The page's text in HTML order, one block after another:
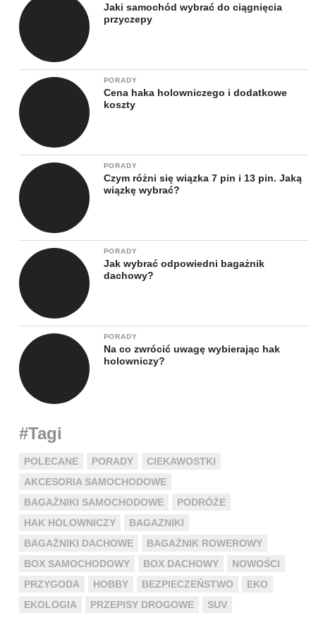
Jaki samochód wybrać do ciągnięcia
przyczepy
PORADY
Cena haka holowniczego i dodatkowe
koszty
PORADY
Czym różni się wiązka 7 pin i 13 pin. Jaką
wiązkę wybrać?
PORADY
Jak wybrać odpowiedni bagażnik
dachowy?
PORADY
Na co zwrócić uwagę wybierając hak
holowniczy?
#Tagi
POLECANE PORADY
CIEKAWOSTKI
AKCESORIA SAMOCHODOWE
BAGAŻNIKI SAMOCHODOWE
PODRÓŻE
HAK HOLOWNICZY
BAGAZNIKI
BAGAŻNIKI DACHOWE
BAGAŻNIK ROWEROWY
BOX SAMOCHODOWY
BOX DACHOWY
NOWOŚCI
PRZYGODA
HOBBY BEZPIECZEŃSTWO
EKO
EKOLOGIA
PRZEPISY DROGOWE SUV